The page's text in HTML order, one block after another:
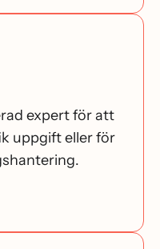
expert för att
uppgift eller för